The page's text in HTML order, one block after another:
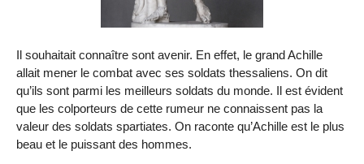
Il souhaitait connaître sont avenir. En effet, le grand Achille
allait mener le combat avec ses soldats thessaliens. On dit
qu’ils sont parmi les meilleurs soldats du monde. Il est évident
que les colporteurs de cette rumeur ne connaissent pas la
valeur des soldats spartiates. On raconte qu’Achille est le plus
beau et le puissant des hommes.